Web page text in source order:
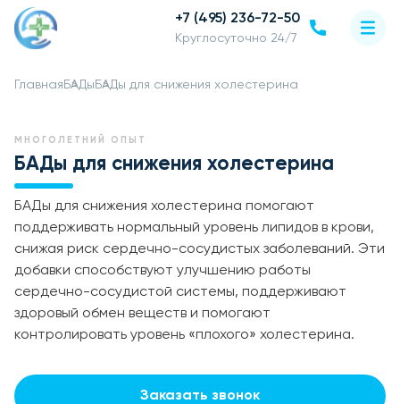
+7 (495) 236-72-50
Круглосуточно 24/7
Главная БАДы БАДы для снижения холестерина
МНОГОЛЕТНИЙ ОПЫТ
БАДы для снижения холестерина
БАДы для снижения холестерина помогают
поддерживать нормальный уровень липидов в крови,
снижая риск сердечно-сосудистых заболеваний. Эти
добавки способствуют улучшению работы
сердечно-сосудистой системы, поддерживают
здоровый обмен веществ и помогают
контролировать уровень «плохого» холестерина.
Заказать звонок